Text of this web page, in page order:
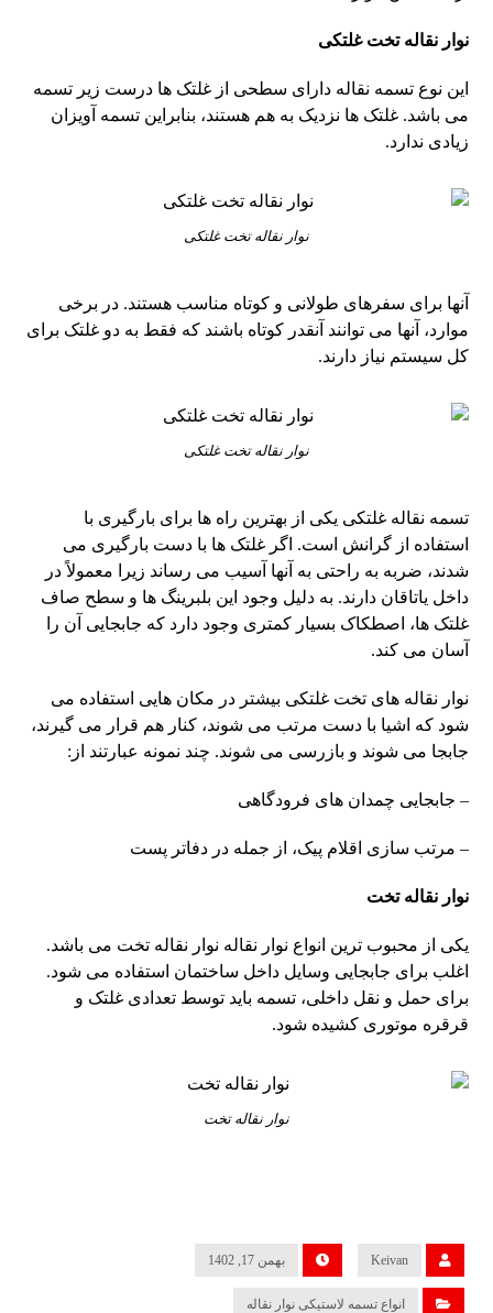
نوار نقاله تخت غلتکی
این نوع تسمه نقاله دارای سطحی از غلتک ها درست زیر تسمه
می باشد. غلتک ها نزدیک به هم هستند، بنابراین تسمه آویزان
زیادی ندارد.
نوار نقاله تخت غلتکی
آنها برای سفرهای طولانی و کوتاه مناسب هستند. در برخی
موارد، آنها می توانند آنقدر کوتاه باشند که فقط به دو غلتک برای
کل سیستم نیاز دارند.
نوار نقاله تخت غلتکی
تسمه نقاله غلتکی یکی از بهترین راه ها برای بارگیری با
استفاده از گرانش است. اگر غلتک ها با دست بارگیری می
شدند، ضربه به راحتی به آنها آسیب می رساند زیرا معمولاً در
داخل یاتاقان دارند. به دلیل وجود این بلبرینگ ها و سطح صاف
غلتک ها، اصطکاک بسیار کمتری وجود دارد که جابجایی آن را
آسان می کند.
نوار نقاله های تخت غلتکی بیشتر در مکان هایی استفاده می
شود که اشیا با دست مرتب می شوند، کنار هم قرار می گیرند،
جابجا می شوند و بازرسی می شوند. چند نمونه عبارتند از:
– جابجایی چمدان های فرودگاهی
– مرتب سازی اقلام پیک، از جمله در دفاتر پست
نوار نقاله تخت
یکی از محبوب ترین انواع نوار نقاله نوار نقاله تخت می باشد.
اغلب برای جابجایی وسایل داخل ساختمان استفاده می شود.
برای حمل و نقل داخلی، تسمه باید توسط تعدادی غلتک و
قرقره موتوری کشیده شود.
نوار نقاله تخت
Keivan بهمن 17, 1402
انواع تسمه لاستیکی نوار نقاله